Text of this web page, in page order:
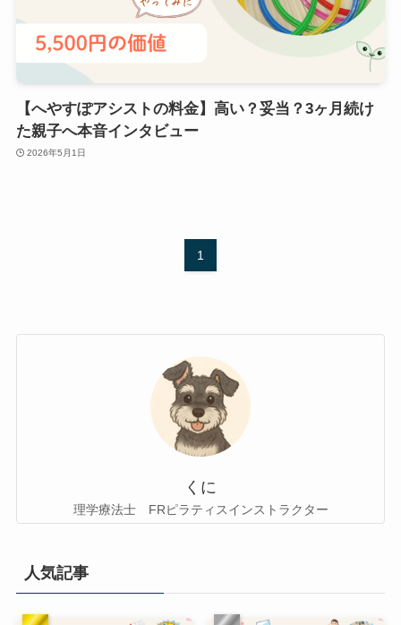
【へやすぽアシストの料金】高い？妥当？3ヶ月続け
た親子へ本音インタビュー
2026年5月1日
1
くに
理学療法士 FRピラティスインストラクター
人気記事